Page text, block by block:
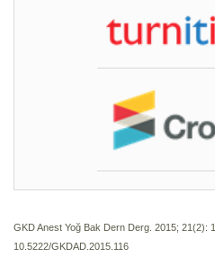
GKD Anest Yoğ Bak Dern Derg. 2015; 21(2):
10.5222/GKDAD.2015.116